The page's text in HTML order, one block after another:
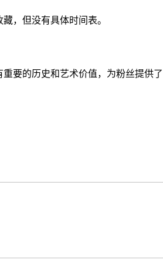
，但没有具体时间表。
要的历史和艺术价值，为粉丝提供了